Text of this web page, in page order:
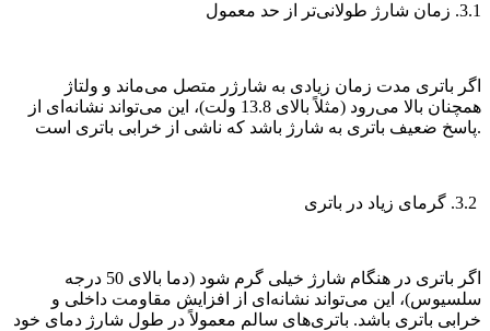
3.1. زمان شارژ طولانی‌تر از حد معمول
اگر باتری مدت زمان زیادی به شارژر متصل می‌ماند و ولتاژ
همچنان بالا می‌رود (مثلاً بالای 13.8 ولت)، این می‌تواند نشانه‌ای از
پاسخ ضعیف باتری به شارژ باشد که ناشی از خرابی باتری است.
اگر باتری در هنگام شارژ خیلی گرم شود (دما بالای 50 درجه
سلسیوس)، این می‌تواند نشانه‌ای از افزایش مقاومت داخلی و
خرابی باتری باشد. باتری‌های سالم معمولاً در طول شارژ دمای خود